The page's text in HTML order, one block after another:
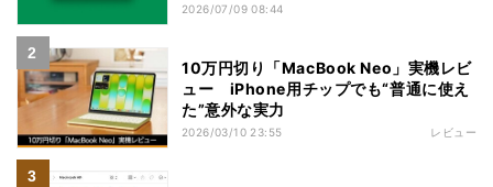
2026/07/09 08:44
10万円切り「MacBook Neo」実機レビ
ュー iPhone用チップでも“普通に使え
た”意外な実力
2026/03/10 23:55 レビュー